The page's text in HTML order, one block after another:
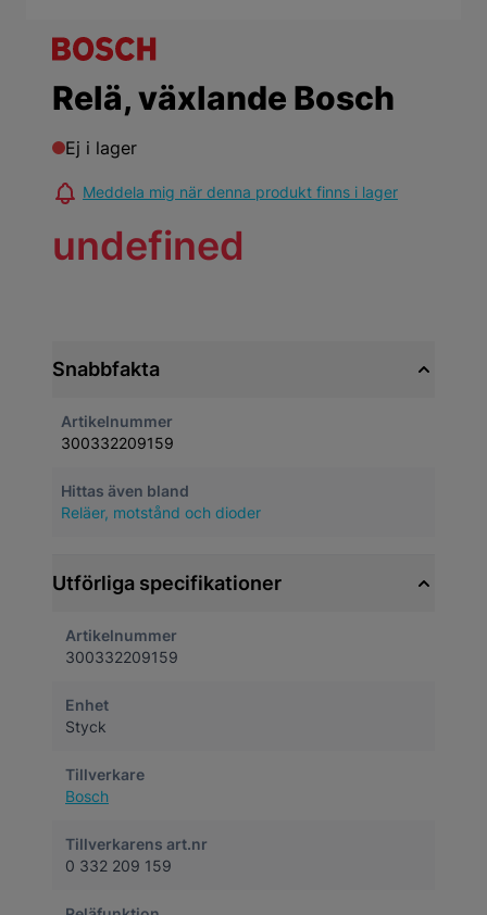
Relä, växlande Bosch
Ej i lager
Meddela mig när denna produkt finns i lager
undefined
Snabbfakta
Artikelnummer
300332209159
Hittas även bland
Reläer, motstånd och dioder
Utförliga specifikationer
Artikelnummer
300332209159
Enhet
Styck
Tillverkare
Bosch
Tillverkarens art.nr
0 332 209 159